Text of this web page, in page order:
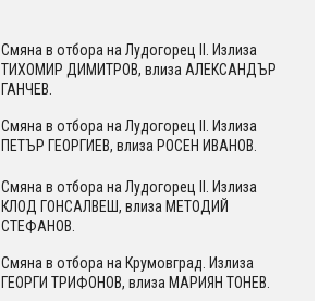
Смяна в отбора на Лудогорец II. Излиза
ТИХОМИР ДИМИТРОВ, влиза АЛЕКСАНДЪР
ГАНЧЕВ.
Смяна в отбора на Лудогорец II. Излиза
ПЕТЪР ГЕОРГИЕВ, влиза РОСЕН ИВАНОВ.
Смяна в отбора на Лудогорец II. Излиза
КЛОД ГОНСАЛВЕШ, влиза МЕТОДИЙ
СТЕФАНОВ.
Смяна в отбора на Крумовград. Излиза
ГЕОРГИ ТРИФОНОВ, влиза МАРИЯН ТОНЕВ.